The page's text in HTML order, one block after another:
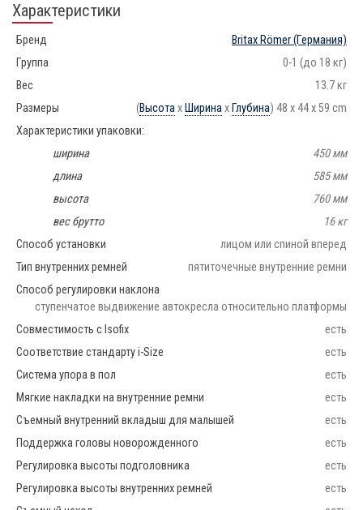
Характеристики
Бренд Britax Römer(Германия)
Группа
0-1 (до 18 кг)
Вес
13.7 кг
Размеры
(ВысотаxШиринаxГлубина) 48 x 44 x 59 cm
Характеристики упаковки:
ширина
450 мм
длина
585 мм
высота
760 мм
вес брутто
16 кг
Способ установки
лицом или спиной вперед
Тип внутренних ремней
пятиточечные внутренние ремни
Способ регулировки наклона
ступенчатое выдвижение автокресла относительно платформы
Совместимость с Isofix
есть
Соответствие стандарту i-Size
есть
Система упора в пол
есть
Мягкие накладки на внутренние ремни
есть
Съемный внутренний вкладыш для малышей
есть
Поддержка головы новорожденного
есть
Регулировка высоты подголовника
есть
Регулировка высоты внутренних ремней
есть